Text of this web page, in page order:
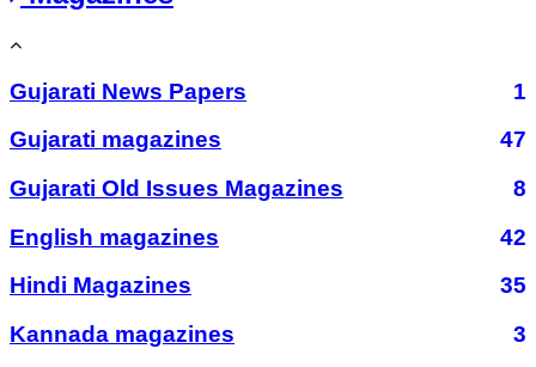
Gujarati News Papers
1
Gujarati magazines
47
Gujarati Old Issues Magazines
8
English magazines
42
Hindi Magazines
35
Kannada magazines
3